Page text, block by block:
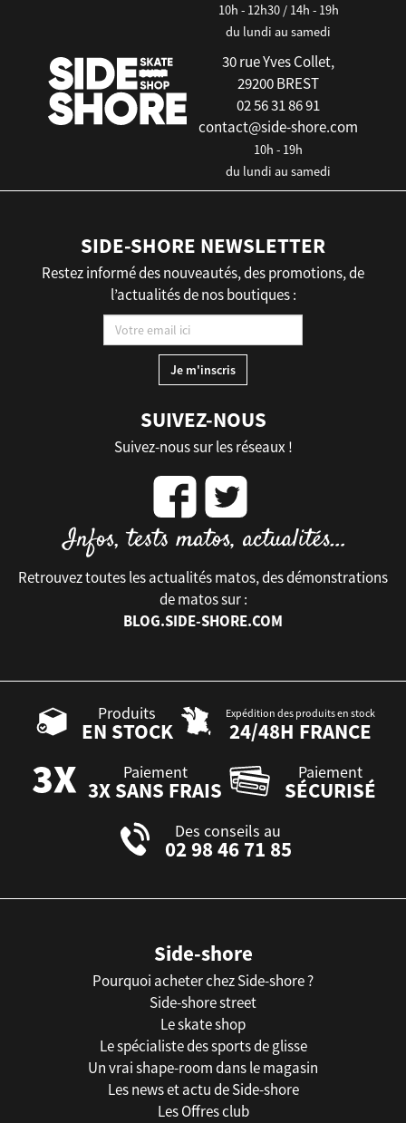
10h - 12h30 / 14h - 19h
du lundi au samedi
30 rue Yves Collet,
29200 BREST
02 56 31 86 91
contact@side-shore.com
10h - 19h
du lundi au samedi
SIDE-SHORE NEWSLETTER
Restez informé des nouveautés, des promotions, de
l’actualités de nos boutiques :
SUIVEZ-NOUS
Suivez-nous sur les réseaux !
Retrouvez toutes les actualités matos, des démonstrations
de matos sur :
BLOG.SIDE-SHORE.COM
Produits
EN STOCK
Expédition des produits en stock
24/48H FRANCE
Paiement
3X SANS FRAIS
Paiement
SÉCURISÉ
Des conseils au
02 98 46 71 85
Side-shore
Pourquoi acheter chez Side-shore ?
Side-shore street
Le skate shop
Le spécialiste des sports de glisse
Un vrai shape-room dans le magasin
Les news et actu de Side-shore
Les Offres club